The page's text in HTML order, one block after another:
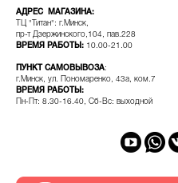
АДРЕС МАГАЗИНА:
ТЦ "Титан": г.Минск,
пр-т Дзержинского,104, пав.228
ВРЕМЯ РАБОТЫ: 10.00-21.00
ПУНКТ САМОВЫВОЗА:
г.Минск, ул. Пономаренко, 43а, ком.7
ВРЕМЯ РАБОТЫ:
Пн-Пт: 8.30-16.40, Сб-Вс: выходной